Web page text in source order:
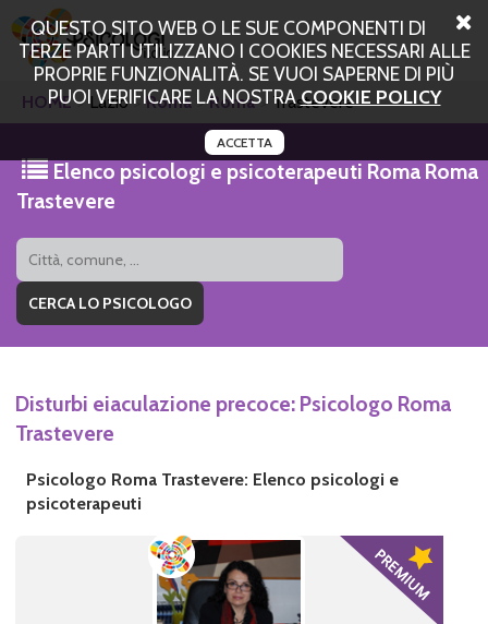
QUESTO SITO WEB O LE SUE COMPONENTI DI
TERZE PARTI UTILIZZANO I COOKIES NECESSARI ALLE
PROPRIE FUNZIONALITÀ. SE VUOI SAPERNE DI PIÙ
PUOI VERIFICARE LA NOSTRACOOKIE POLICY
ACCETTA
HOME Lazio Roma Roma Trastevere
Elenco psicologi e psicoterapeuti Roma Roma
Trastevere
Disturbi eiaculazione precoce: Psicologo Roma
Trastevere
Psicologo Roma Trastevere: Elenco psicologi e
psicoterapeuti